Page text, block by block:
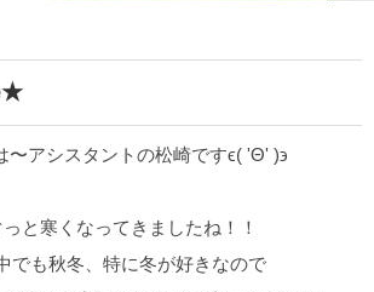
〜アシスタントの松崎ですϵ( 'Θ' )϶
っと寒くなってきましたね！！
でも秋冬、特に冬が好きなので